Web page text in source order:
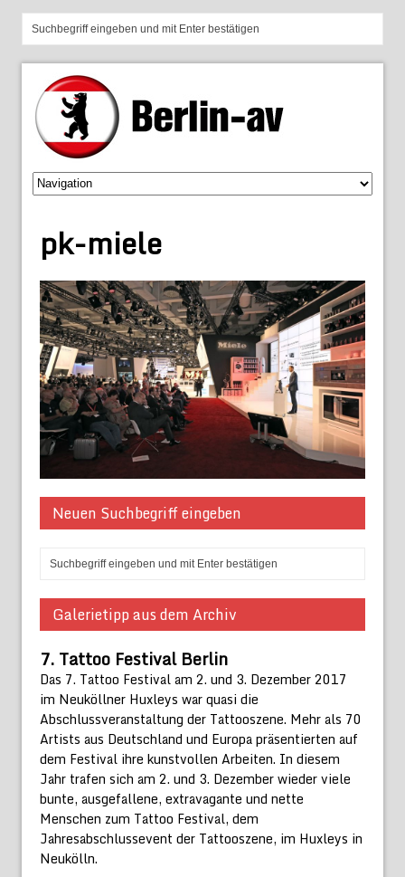
pk-miele
Neuen Suchbegriff eingeben
Galerietipp aus dem Archiv
7. Tattoo Festival Berlin
Das 7. Tattoo Festival am 2. und 3. Dezember 2017
im Neuköllner Huxleys war quasi die
Abschlussveranstaltung der Tattooszene. Mehr als 70
Artists aus Deutschland und Europa präsentierten auf
dem Festival ihre kunstvollen Arbeiten. In diesem
Jahr trafen sich am 2. und 3. Dezember wieder viele
bunte, ausgefallene, extravagante und nette
Menschen zum Tattoo Festival, dem
Jahresabschlussevent der Tattooszene, im Huxleys in
Neukölln.